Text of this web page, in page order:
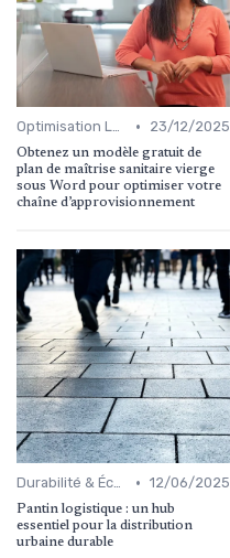
Optimisation Logistique • 23/12/2025
Obtenez un modèle gratuit de
plan de maîtrise sanitaire vierge
sous Word pour optimiser votre
chaîne d’approvisionnement
Durabilité & Écologie • 12/06/2025
Pantin logistique : un hub
essentiel pour la distribution
urbaine durable